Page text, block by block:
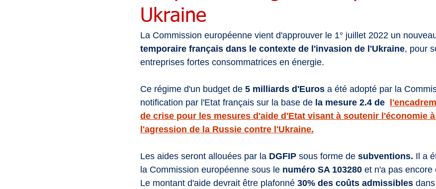
Ukraine
La Commission européenne vient d'approuver le 1° juillet 2022 un
temporaire français dans le contexte de l'invasion de l'Ukraine, pour
entreprises fortes consommatrices en énergie.
Ce régime d'un budget de 5 milliards d'Euros a été adopté par la
notification par l'Etat français sur la base de la mesure 2.4 de
de crise pour les mesures d'aide d'Etat visant à soutenir l'économie
l'agression de la Russie contre l'Ukraine.
Les aides seront allouées par la DGFIP sous forme de subventions. Il a
la Commission européenne sous le numéro SA 103280 et n'a pas encore
Le montant d'aide devrait être plafonné 30% des coûts admissibles